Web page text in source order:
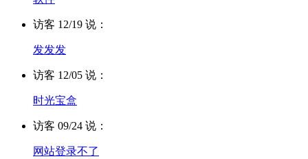
访客 12/19 说：
发发发
访客 12/05 说：
时光宝盒
访客 09/24 说：
网站登录不了